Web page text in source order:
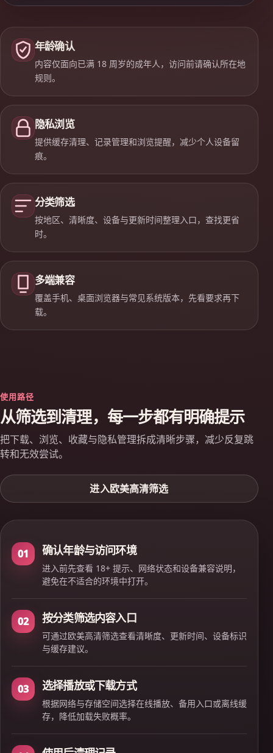
年龄确认
内容仅面向已满 18 周岁的成年人，访问前请确认所在地
规则。
隐私浏览
提供缓存清理、记录管理和浏览提醒，减少个人设备留
痕。
分类筛选
按地区、清晰度、设备与更新时间整理入口，查找更省
时。
多端兼容
覆盖手机、桌面浏览器与常见系统版本，先看要求再下
载。
使用路径
从筛选到清理，每一步都有明确提示
把下载、浏览、收藏与隐私管理拆成清晰步骤，减少反复跳
转和无效尝试。
进入欧美高清筛选
01 确认年龄与访问环境
进入前先查看 18+ 提示、网络状态和设备兼容说明，
避免在不适合的环境中打开。
02 按分类筛选内容入口
可通过欧美高清筛选查看清晰度、更新时间、设备标识
与缓存建议。
03 选择播放或下载方式
根据网络与存储空间选择在线播放、备用入口或离线缓
存，降低加载失败概率。